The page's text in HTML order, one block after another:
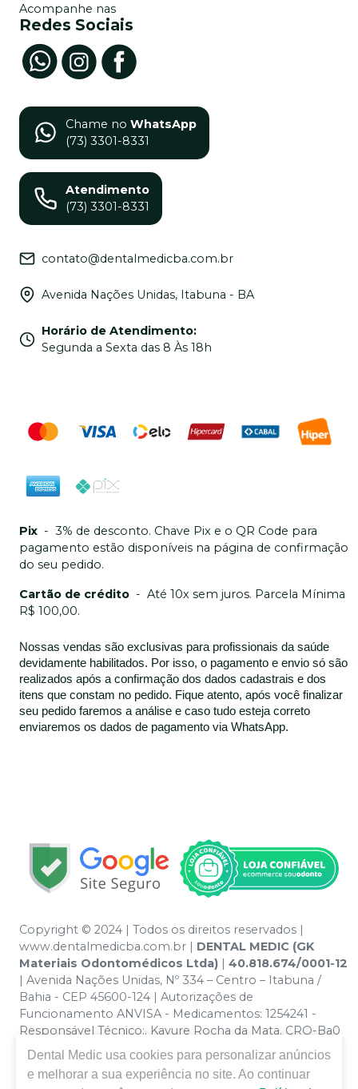
Acompanhe nas
Redes Sociais
Chame no WhatsApp
(73) 3301-8331
Atendimento
(73) 3301-8331
contato@dentalmedicba.com.br
Avenida Nações Unidas, Itabuna - BA
Horário de Atendimento:
Segunda a Sexta das 8 Às 18h
Pix - 3% de desconto. Chave Pix e o QR Code para
pagamento estão disponíveis na página de confirmação
do seu pedido.
Cartão de crédito - Até 10x sem juros. Parcela Mínima
R$ 100,00.
Nossas vendas são exclusivas para profissionais da saúde
devidamente habilitados. Por isso, o pagamento e envio só são
realizados após a confirmação dos dados cadastrais e dos
itens que constam no pedido. Fique atento, após você finalizar
seu pedido faremos a análise e caso tudo esteja correto
enviaremos os dados de pagamento via WhatsApp.
Copyright © 2024 | Todos os direitos reservados |
www.dentalmedicba.com.br | DENTAL MEDIC (GK
Materiais Odontomédicos Ltda) | 40.818.674/0001-12
| Avenida Nações Unidas, Nº 334 – Centro – Itabuna /
Bahia - CEP 45600-124 | Autorizações de
Funcionamento ANVISA - Medicamentos: 1254241 -
Responsável Técnico:. Kayure Rocha da Mata. CRO-Ba0
nº 13379 | Política de Privacidade e Segurança - Fotos
meramente ilustrativas - Os preços e condições da loja
virtual estão sujeitos a alterações. Em caso de
Dental Medic usa cookies para personalizar anúncios
e melhorar a sua experiência no site. Ao continuar